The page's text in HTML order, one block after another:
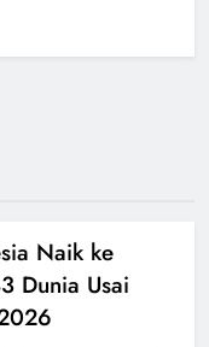
Naik ke
Dunia Usai